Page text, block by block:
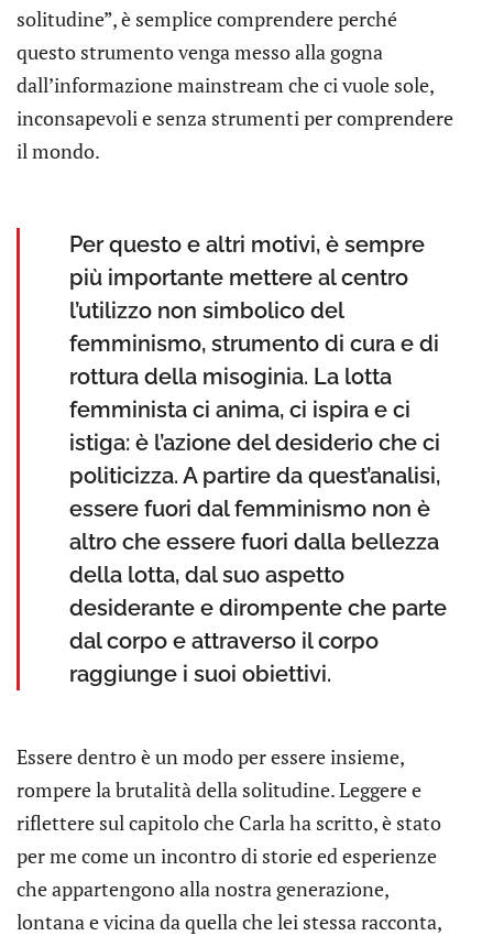
solitudine”, è semplice comprendere perché
questo strumento venga messo alla gogna
dall’informazione mainstream che ci vuole sole,
inconsapevoli e senza strumenti per comprendere
il mondo.
Per questo e altri motivi, è sempre
più importante mettere al centro
l’utilizzo non simbolico del
femminismo, strumento di cura e di
rottura della misoginia. La lotta
femminista ci anima, ci ispira e ci
istiga: è l’azione del desiderio che ci
politicizza. A partire da quest’analisi,
essere fuori dal femminismo non è
altro che essere fuori dalla bellezza
della lotta, dal suo aspetto
desiderante e dirompente che parte
dal corpo e attraverso il corpo
raggiunge i suoi obiettivi.
Essere dentro è un modo per essere insieme,
rompere la brutalità della solitudine. Leggere e
riflettere sul capitolo che Carla ha scritto, è stato
per me come un incontro di storie ed esperienze
che appartengono alla nostra generazione,
lontana e vicina da quella che lei stessa racconta,